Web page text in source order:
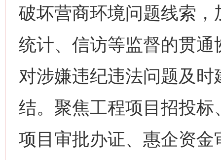
破坏营商环境问题线索
统计、信访等监督的贯
对涉嫌违纪违法问题及
结。聚焦工程项目招投
项目审批办证、惠企资